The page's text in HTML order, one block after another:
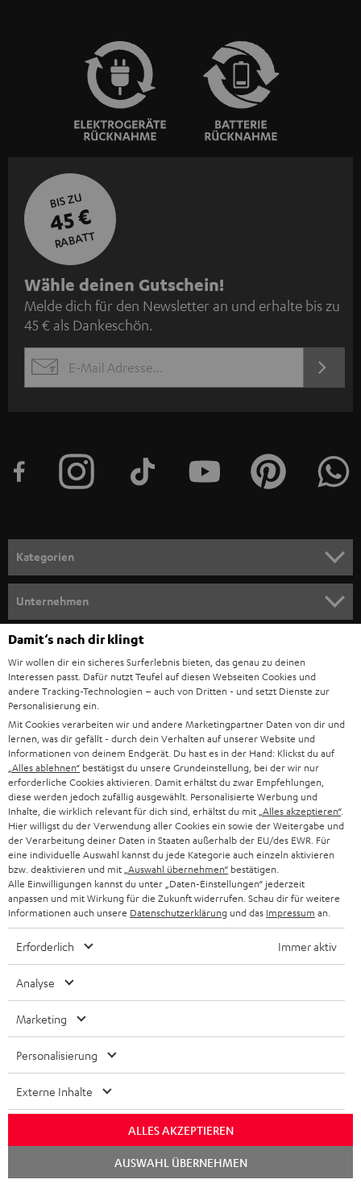
BIS ZU
45 €
RABATT
N
e
w
s
l
e
n
m
e
l
d
u
n
g
Wähle deinen Gutschein!
Melde dich für den Newsletter an und erhalte bis zu
45 € als Dankeschön.
EMAIL
JETZT
Kategorien
SOUNDBAR
HIFI-LAUTSPRECHER
SMART HOME
BLUETOOTH-LAUTSPRECHER
KOPFHÖRER
BLUETOOTH-KOPFHÖRER
STEREOANLAGEN
LAUTSPRECHER
ULTIMA-SERIE
IN-EAR-KOPFHÖRER
FANSHOP
NEUHEITEN
Unternehmen
SUPPORT
KARRIERE
PRESSE & MARKETING
GESCHÄFTSKUNDEN
PARTNERPROGRAMM
BLOG
NEWSLETTER
STORES
DEINE VORTEILE BEI TEUFEL
UNSER MANAGEMENT
NACHHALTIGKEIT
UNSERE WERTE
BILDUNGSRABATT
Teufel Onlineshops
DEUTSCHLAND
ÖSTERREICH
SCHWEIZ
NIEDERLANDE
BELGIEN
FRANKREICH
POLEN
SPANIEN
ITALIEN
Technische Änderungen, Tippfehler und Irrtum vorbehalten. Das auf unseren
Fotos abgebildete Zubehör ist nicht im Lieferumfang enthalten. Etwaige
Entsorgungsgebühren für Batterien sind im Preis inbegriffen.
Datenschutz Daten-Einstellungen
Vertrag widerrufen
Damit‘s nach dir klingt
Wir wollen dir ein sicheres Surferlebnis bieten, das genau zu deinen
Interessen passt. Dafür nutzt Teufel auf diesen Webseiten Cookies und
andere Tracking-Technologien – auch von Dritten - und setzt Dienste zur
Personalisierung ein.
Mit Cookies verarbeiten wir und andere Marketingpartner Daten von dir und
lernen, was dir gefällt - durch dein Verhalten auf unserer Website und
Informationen von deinem Endgerät. Du hast es in der Hand: Klickst du auf
„Alles ablehnen“ bestätigst du unsere Grundeinstellung, bei der wir nur
erforderliche Cookies aktivieren. Damit erhältst du zwar Empfehlungen,
diese werden jedoch zufällig ausgewählt. Personalisierte Werbung und
Inhalte, die wirklich relevant für dich sind, erhältst du mit „Alles akzeptieren“.
Hier willigst du der Verwendung aller Cookies ein sowie der Weitergabe und
der Verarbeitung deiner Daten in Staaten außerhalb der EU/des EWR. Für
eine individuelle Auswahl kannst du jede Kategorie auch einzeln aktivieren
bzw. deaktivieren und mit „Auswahl übernehmen“ bestätigen.
Alle Einwilligungen kannst du unter „Daten-Einstellungen“ jederzeit
anpassen und mit Wirkung für die Zukunft widerrufen. Schau dir für weitere
Informationen auch unsere Datenschutzerklärung und das Impressum an.
Erforderlich Immer aktiv
Analyse
Marketing
Personalisierung
Externe Inhalte
ALLES AKZEPTIEREN
AUSWAHL ÜBERNEHMEN